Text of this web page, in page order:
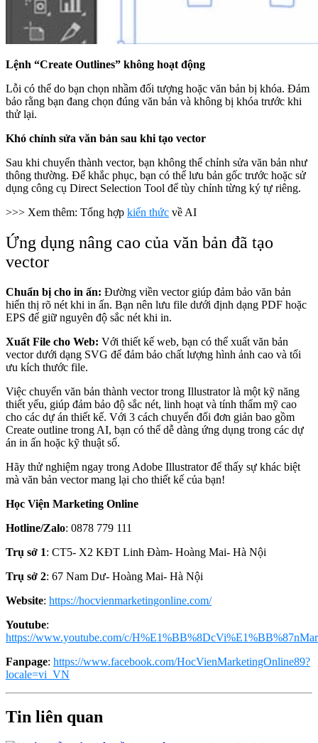
Lệnh “Create Outlines” không hoạt động
Lỗi có thể do bạn chọn nhầm đối tượng hoặc văn bản bị khóa. Đảm
bảo rằng bạn đang chọn đúng văn bản và không bị khóa trước khi
thử lại.
Khó chỉnh sửa văn bản sau khi tạo vector
Sau khi chuyển thành vector, bạn không thể chỉnh sửa văn bản như
thông thường. Để khắc phục, bạn có thể lưu bản gốc trước hoặc sử
dụng công cụ Direct Selection Tool để tùy chỉnh từng ký tự riêng.
>>> Xem thêm: Tổng hợp kiến thức về AI
Ứng dụng nâng cao của văn bản đã tạo
vector
Chuẩn bị cho in ấn: Đường viền vector giúp đảm bảo văn bản
hiển thị rõ nét khi in ấn. Bạn nên lưu file dưới định dạng PDF hoặc
EPS để giữ nguyên độ sắc nét khi in.
Xuất File cho Web: Với thiết kế web, bạn có thể xuất văn bản
vector dưới dạng SVG để đảm bảo chất lượng hình ảnh cao và tối
ưu kích thước file.
Việc chuyển văn bản thành vector trong Illustrator là một kỹ năng
thiết yếu, giúp đảm bảo độ sắc nét, linh hoạt và tính thẩm mỹ cao
cho các dự án thiết kế. Với 3 cách chuyển đổi đơn giản bao gồm
Create outline trong AI, bạn có thể dễ dàng ứng dụng trong các dự
án in ấn hoặc kỹ thuật số.
Hãy thử nghiệm ngay trong Adobe Illustrator để thấy sự khác biệt
mà văn bản vector mang lại cho thiết kế của bạn!
Học Viện Marketing Online
Hotline/Zalo: 0878 779 111
Trụ sở 1: CT5- X2 KĐT Linh Đàm- Hoàng Mai- Hà Nội
Trụ sở 2: 67 Nam Dư- Hoàng Mai- Hà Nội
Website: https://hocvienmarketingonline.com/
Youtube:
https://www.youtube.com/c/
Fanpage: https://www.facebook.com/HocVienMarketingOnline89?
locale=vi_VN
Tin liên quan